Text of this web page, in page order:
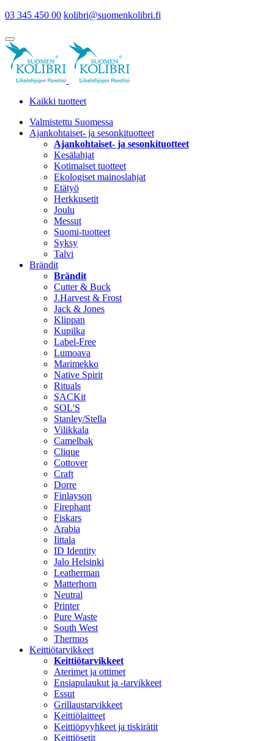
03 345 450 00 kolibri@suomenkolibri.fi
Kaikki tuotteet
Valmistettu Suomessa
Ajankohtaiset- ja sesonkituotteet
Ajankohtaiset- ja sesonkituotteet
Kesälahjat
Kotimaiset tuotteet
Ekologiset mainoslahjat
Etätyö
Herkkusetit
Joulu
Messut
Suomi-tuotteet
Syksy
Talvi
Brändit
Brändit
Cutter & Buck
J.Harvest & Frost
Jack & Jones
Klippan
Kupilka
Label-Free
Lumoava
Marimekko
Native Spirit
Rituals
SACKit
SOL'S
Stanley/Stella
Vilikkala
Camelbak
Clique
Cottover
Craft
Dorre
Finlayson
Firephant
Fiskars
Arabia
Iittala
ID Identity
Jalo Helsinki
Leatherman
Matterhorn
Neutral
Printer
Pure Waste
South West
Thermos
Keittiötarvikkeet
Keittiötarvikkeet
Aterimet ja ottimet
Ensiapulaukut ja -tarvikkeet
Essut
Grillaustarvikkeet
Keittiölaitteet
Keittiöpyyhkeet ja tiskirätit
Keittiösetit